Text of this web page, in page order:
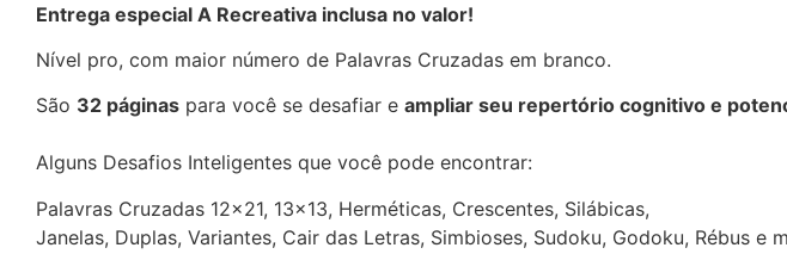
Entrega especial A Recreativa inclusa no valor!
Nível pro, com maior número de Palavras Cruzadas em branco.
São 32 páginas para você se desafiar e ampliar seu repertório cognitivo e
Alguns Desafios Inteligentes que você pode encontrar:
Palavras Cruzadas 12×21, 13×13, Herméticas, Crescentes, Silábicas,
Janelas, Duplas, Variantes, Cair das Letras, Simbioses, Sudoku, Godoku, Rébus e